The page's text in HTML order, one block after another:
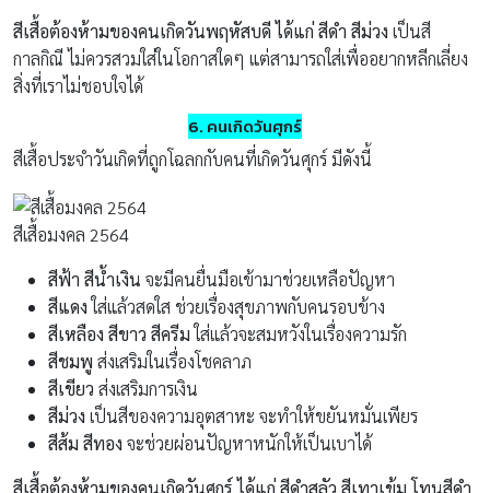
สีเสื้อต้องห้ามของคนเกิดวันพฤหัสบดี ได้แก่ สีดำ สีม่วง เป็นสี
กาลกิณี ไม่ควรสวมใส่ในโอกาสใดๆ แต่สามารถใส่เพื่ออยากหลีกเลี่ยง
สิ่งที่เราไม่ชอบใจได้
6. คนเกิดวันศุกร์
สีเสื้อประจำวันเกิดที่ถูกโฉลกกับคนที่เกิดวันศุกร์ มีดังนี้
สีเสื้อมงคล 2564
สีฟ้า สีน้ำเงิน จะมีคนยื่นมือเข้ามาช่วยเหลือปัญหา
สีแดงใส่แล้วสดใส ช่วยเรื่องสุขภาพกับคนรอบข้าง
สีเหลือง สีขาว สีครีมใส่แล้วจะสมหวังในเรื่องความรัก
สีชมพู ส่งเสริมในเรื่องโชคลาภ
สีเขียว ส่งเสริมการเงิน
สีม่วง เป็นสีของความอุตสาหะ จะทำให้ขยันหมั่นเพียร
สีส้ม สีทอง จะช่วยผ่อนปัญหาหนักให้เป็นเบาได้
สีเสื้อต้องห้ามของคนเกิดวันศุกร์ ได้แก่ สีดำสลัว สีเทาเข้ม โทนสีดำ